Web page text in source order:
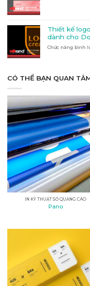
Thiết kế
dành cho
Chức năng bình
CÓ THỂ BẠN QUAN
IN KỸ THUẬT SỐ QUẢNG CÁO
Pano